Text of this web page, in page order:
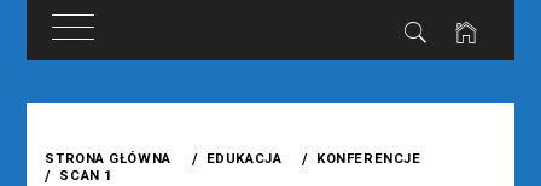
treści
STRONA GŁÓWNA EDUKACJA
KONFERENCJE
SCAN 1